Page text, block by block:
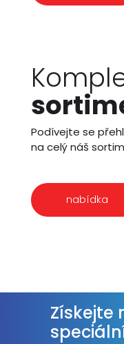
Podívejte se
na celý náš
nabídka
Získejte